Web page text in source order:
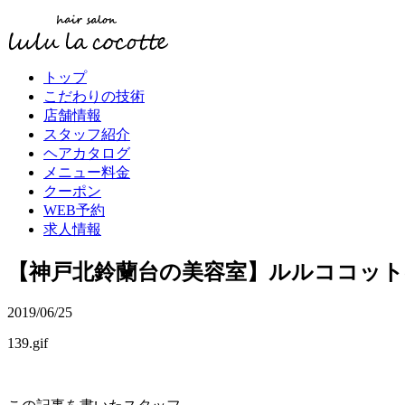
トップ
こだわりの技術
店舗情報
スタッフ紹介
ヘアカタログ
メニュー料金
クーポン
WEB予約
求人情報
【神戸北鈴蘭台の美容室】ルルココッ
2019/06/25
139.gif